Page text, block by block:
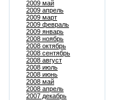
2009 май
2009 апрель
2009 март
2009 февраль
2009 январь
2008 ноябрь
2008 октябрь
2008 сентябрь
2008 август
2008 июль
2008 июнь
2008 май
2008 апрель
2007 декабрь